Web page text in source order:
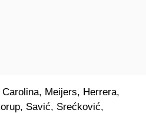
Meijers, Herrera,
Savić, Srećković,